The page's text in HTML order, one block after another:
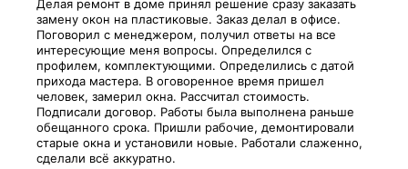
Делая ремонт в доме принял решение сразу заказать
замену окон на пластиковые. Заказ делал в офисе.
Поговорил с менеджером, получил ответы на все
интересующие меня вопросы. Определился с
профилем, комплектующими. Определились с датой
прихода мастера. В оговоренное время пришел
человек, замерил окна. Рассчитал стоимость.
Подписали договор. Работы была выполнена раньше
обещанного срока. Пришли рабочие, демонтировали
старые окна и установили новые. Работали слаженно,
сделали всё аккуратно.